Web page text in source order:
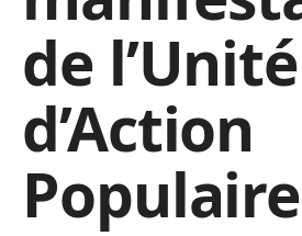
de l’Unité
d’Action
Populaire